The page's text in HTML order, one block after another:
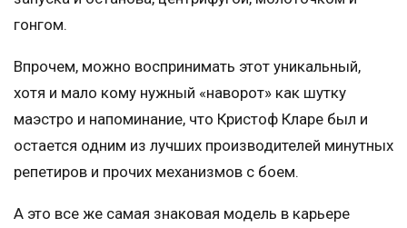
гонгом.
Впрочем, можно воспринимать этот уникальный,
хотя и мало кому нужный «наворот» как шутку
маэстро и напоминание, что Кристоф Кларе был и
остается одним из лучших производителей минутных
репетиров и прочих механизмов с боем.
А это все же самая знаковая модель в карьере